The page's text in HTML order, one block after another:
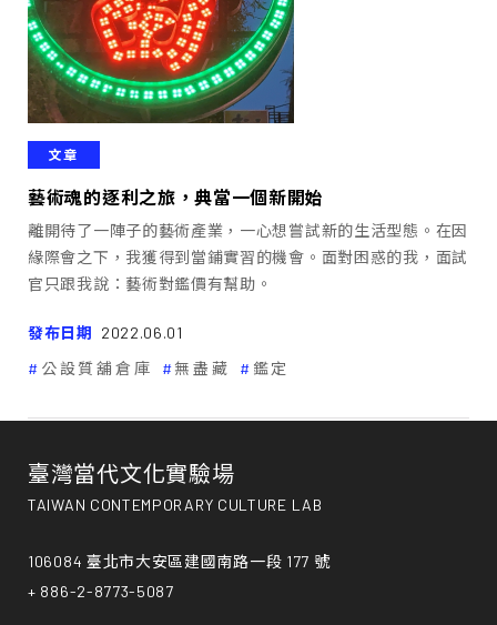
文章
藝術魂的逐利之旅，典當一個新開始
離開待了一陣子的藝術產業，一心想嘗試新的生活型態。在因
緣際會之下，我獲得到當鋪實習的機會。面對困惑的我，面試
官只跟我說：藝術對鑑價有幫助。
發布日期 2022.06.01
公設質舖倉庫
無盡藏 鑑定
臺灣當代文化實驗場
TAIWAN CONTEMPORARY CULTURE LAB
106084 臺北市大安區建國南路一段 177 號
+ 886-2-8773-5087